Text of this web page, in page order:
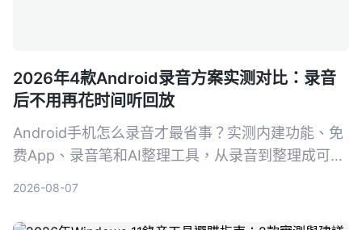
2026年4款Android录音方案实测对比：录音
后不用再花时间听回放
Android手机怎么录音才最省事？实测内建功能、免
费App、录音笔和AI整理工具，从录音到整理成可行
2026-08-07